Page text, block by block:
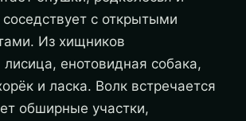
соседствует с открытыми
Из хищников
енотовидная собака,
и ласка. Волк встречается
обширные участки,